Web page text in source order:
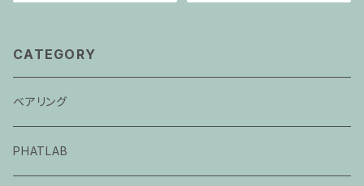
CATEGORY
ベアリング
PHATLAB